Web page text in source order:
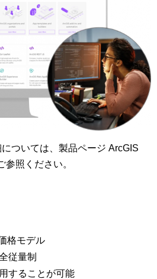
ついては、製品ページ ArcGIS
参照ください。
格モデル
従量制
することが可能